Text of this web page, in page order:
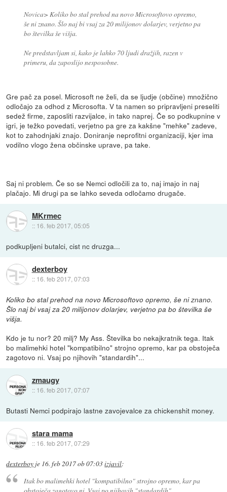
Novica> Koliko bo stal prehod na novo Microsoftovo opremo,
še ni znano. Šlo naj bi vsaj za 20 milijonov dolarjev, verjetno pa
bo številka še višja.
Ne predstavljam si, kako je lahko 70 ljudi dražjih, razen v
primeru, da zaposlijo nesposobne.
Gre pač za posel. Microsoft ne želi, da se ljudje (občine) množično
odločajo za odhod z Microsofta. V ta namen so pripravljeni preseliti
sedež firme, zaposliti razvijalce, in tako naprej. Če so podkupnine v
igri, je težko povedati, verjetno pa gre za kakšne "mehke" zadeve,
kot to zahodnjaki znajo. Doniranje neprofitni organizaciji, kjer ima
vodilno vlogo žena občinske uprave, pa take.
Saj ni problem. Če so se Nemci odločili za to, naj imajo in naj
plačajo. Mi drugi pa se lahko seveda odločamo drugače.
MKrmec
:: 16. feb 2017, 05:05
podkupljeni butalci, cist nc druzga...
dexterboy
:: 16. feb 2017, 07:03
Koliko bo stal prehod na novo Microsoftovo opremo, še ni znano.
Šlo naj bi vsaj za 20 milijonov dolarjev, verjetno pa bo številka še
višja.
Kdo je tu nor? 20 milj? My Ass. Številka bo nekajkratnik tega. Itak
bo malimehki hotel "kompatibilno" strojno opremo, kar pa obstoječa
zagotovo ni. Vsaj po njihovih "standardih"...
zmaugy
:: 16. feb 2017, 07:07
Butasti Nemci podpirajo lastne zavojevalce za chickenshit money.
stara mama
:: 16. feb 2017, 07:29
dexterboy je 16. feb 2017 ob 07:03izjavil:
Itak bo malimehki hotel "kompatibilno" strojno opremo, kar pa
obstoječa zagotovo ni. Vsaj po njihovih "standardih"...